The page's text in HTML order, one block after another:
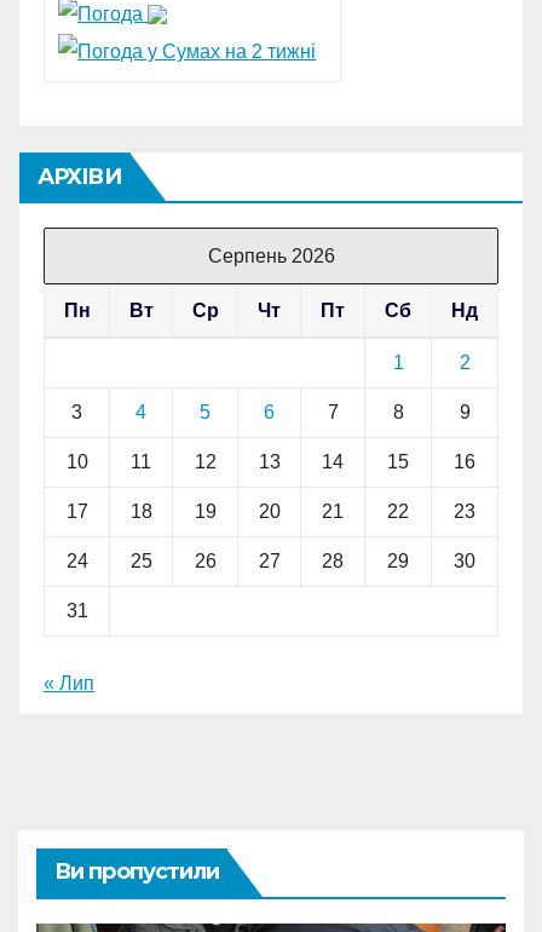
АРХІВИ
Серпень 2026
Пн Вт Ср Чт Пт Сб Нд
1 2
3 4 5 6 7 8 9
10 11 12 13 14 15 16
17 18 19 20 21 22 23
24 25 26 27 28 29 30
31
« Лип
Ви пропустили